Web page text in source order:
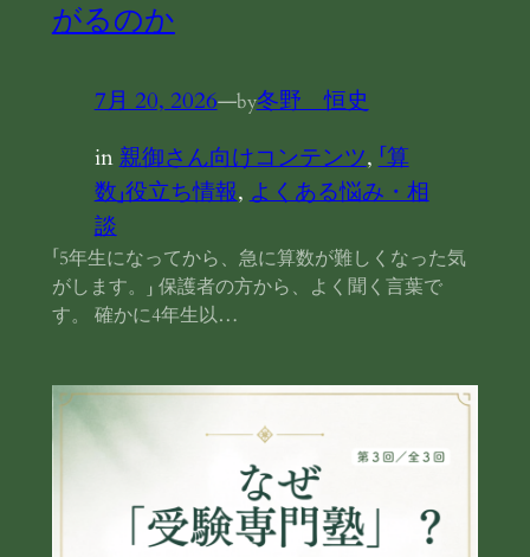
がるのか
7月 20, 2026—by冬野 恒史
in親御さん向けコンテンツ, 「算
数」役立ち情報, よくある悩み・相
談
「5年生になってから、急に算数が難しくなった気
がします。」 保護者の方から、よく聞く言葉で
す。 確かに4年生以…